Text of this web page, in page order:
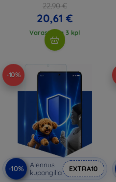
22,90 €
20,61 €
Varastossa 3 kpl
-10%
-10%
Alennus
kupongilla
EXTRA10